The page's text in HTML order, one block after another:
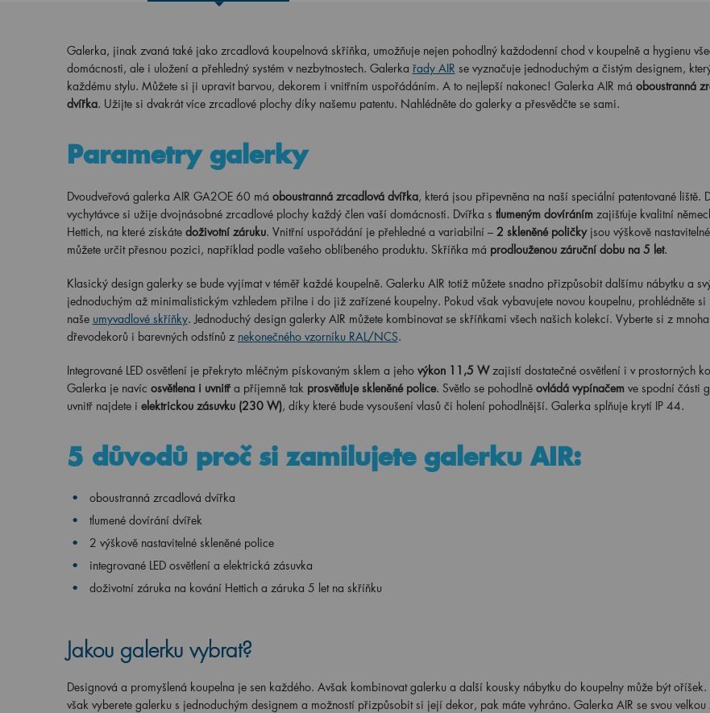
Galerka, jinak zvaná také jako zrcadlová koupelnová skříňka, umožňuje nejen pohodlný každodenní chod v koupelně a hygienu
domácnosti, ale i uložení a přehledný systém v nezbytnostech. Galerka řady AIR se vyznačuje jednoduchým a čistým designem,
každému stylu. Můžete si ji upravit barvou, dekorem i vnitřním uspořádáním. A to nejlepší nakonec! Galerka AIR má oboustranná
dvířka. Užijte si dvakrát více zrcadlové plochy díky našemu patentu. Nahlédněte do galerky a přesvědčte se sami.
Parametry galerky
Dvoudveřová galerka AIR GA2OE 60 má oboustranná zrcadlová dvířka, která jsou připevněna na naší speciální patentované liště.
vychytávce si užije dvojnásobné zrcadlové plochy každý člen vaší domácnosti. Dvířka s tlumeným dovíránímzajišťuje kvalitní
Hettich, na které získáte doživotní záruku. Vnitřní uspořádání je přehledné a variabilní – 2 skleněné poličkyjsou výškově
můžete určit přesnou pozici, například podle vašeho oblíbeného produktu. Skříňka má prodlouženou záruční dobu na 5 let.
Klasický design galerky se bude vyjímat v téměř každé koupelně. Galerku AIR totiž můžete snadno přizpůsobit dalšímu nábytku a
jednoduchým až minimalistickým vzhledem přilne i do již zařízené koupelny. Pokud však vybavujete novou koupelnu, prohlédněte si
naše umyvadlové skříňky. Jednoduchý design galerky AIR můžete kombinovat se skříňkami všech našich kolekcí. Vyberte si z
dřevodekorů i barevných odstínů z nekonečného vzorníku RAL/NCS.
Integrované LED osvětlení je překryto mléčným pískovaným sklem a jeho výkon 11,5 W zajistí dostatečné osvětlení i v prostorných
Galerka je navíc osvětlena i uvnitř a příjemně tak prosvětluje skleněné police. Světlo se pohodlně ovládá vypínačem ve spodní části
uvnitř najdete i elektrickou zásuvku (230 W), díky které bude vysoušení vlasů či holení pohodlnější. Galerka splňuje krytí IP 44.
5 důvodů proč si zamilujete galerku AIR:
oboustranná zrcadlová dvířka
tlumené dovírání dvířek
2 výškově nastavitelné skleněné police
integrované LED osvětlení a elektrická zásuvka
doživotní záruka na kování Hettich a záruka 5 let na skříňku
Jakou galerku vybrat?
Designová a promyšlená koupelna je sen každého. Avšak kombinovat galerku a další kousky nábytku do koupelny může být oříšek.
však vyberete galerku s jednoduchým designem a možností přizpůsobit si její dekor, pak máte vyhráno. Galerka AIR se svou velkou